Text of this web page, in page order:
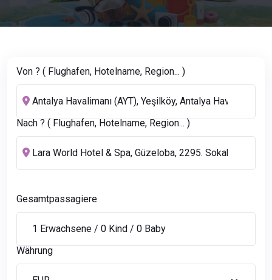
Von ? ( Flughafen, Hotelname, Region... )
Nach ? ( Flughafen, Hotelname, Region... )
Gesamtpassagiere
Währung